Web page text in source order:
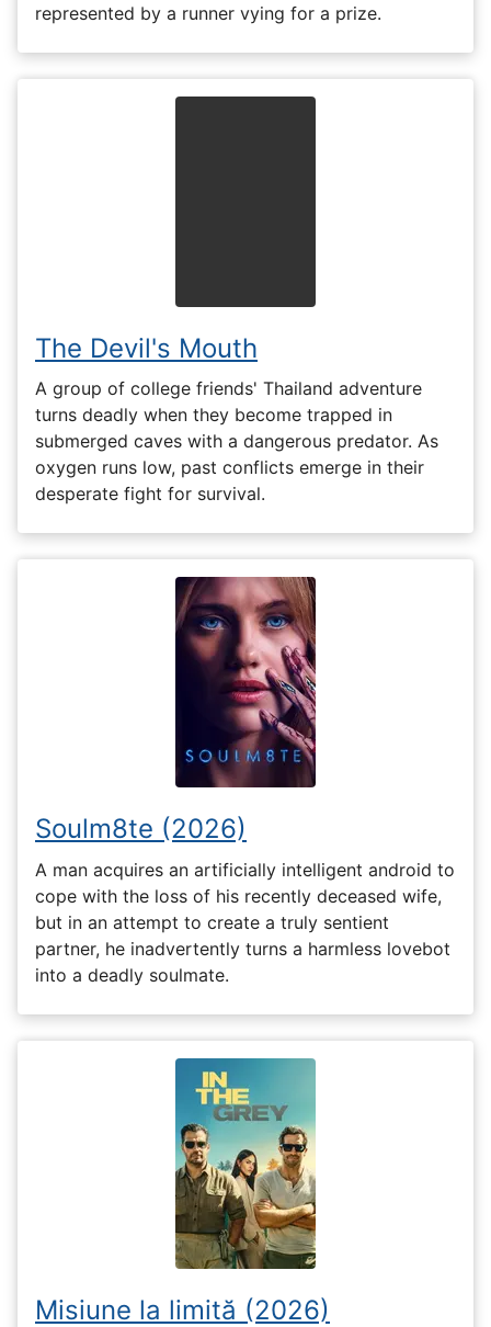
represented by a runner vying for a prize.
The Devil's Mouth
A group of college friends' Thailand adventure
turns deadly when they become trapped in
submerged caves with a dangerous predator. As
oxygen runs low, past conflicts emerge in their
desperate fight for survival.
Soulm8te (2026)
A man acquires an artificially intelligent android to
cope with the loss of his recently deceased wife,
but in an attempt to create a truly sentient
partner, he inadvertently turns a harmless lovebot
into a deadly soulmate.
Misiune la limită (2026)